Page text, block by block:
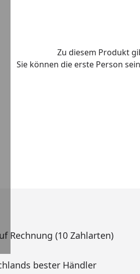
Zu diesem Produkt
Sie können die erste Person
Rechnung (10 Zahlarten)
bester Händler